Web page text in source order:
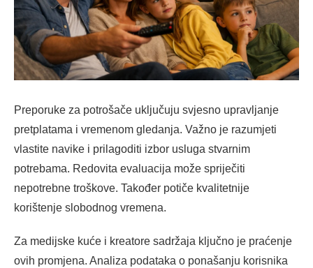
Preporuke za potrošače uključuju svjesno upravljanje
pretplatama i vremenom gledanja. Važno je razumjeti
vlastite navike i prilagoditi izbor usluga stvarnim
potrebama. Redovita evaluacija može spriječiti
nepotrebne troškove. Također potiče kvalitetnije
korištenje slobodnog vremena.
Za medijske kuće i kreatore sadržaja ključno je praćenje
ovih promjena. Analiza podataka o ponašanju korisnika